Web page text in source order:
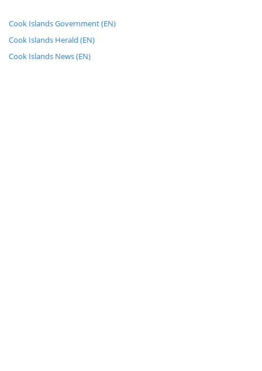
Cook Islands Government (EN)
Cook Islands Herald (EN)
Cook Islands News (EN)